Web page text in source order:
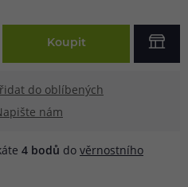
Koupit
do oblíbených
nám
4 bodů do věrnostního